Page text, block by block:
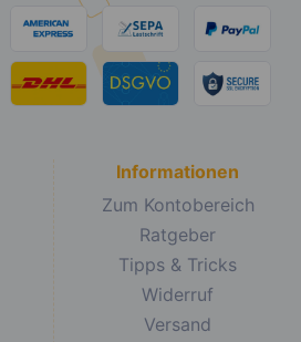
Informationen
Zum Kontobereich
Ratgeber
Tipps & Tricks
Widerruf
Versand